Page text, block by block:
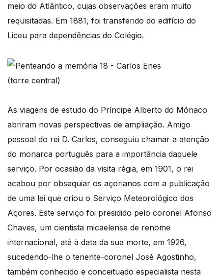
meio do Atlântico, cujas observações eram muito
requisitadas. Em 1881, foi transferido do edifício do
Liceu para dependências do Colégio.
(torre central)
As viagens de estudo do Príncipe Alberto do Mónaco
abriram novas perspectivas de ampliação. Amigo
pessoal do rei D. Carlos, conseguiu chamar a atenção
do monarca português para a importância daquele
serviço. Por ocasião da visita régia, em 1901, o rei
acabou por obsequiar os açorianos com a publicação
de uma lei que criou o Serviço Meteorológico dos
Açores. Este serviço foi presidido pelo coronel Afonso
Chaves, um cientista micaelense de renome
internacional, até à data da sua morte, em 1926,
sucedendo-lhe o tenente-coronel José Agostinho,
também conhecido e conceituado especialista nesta